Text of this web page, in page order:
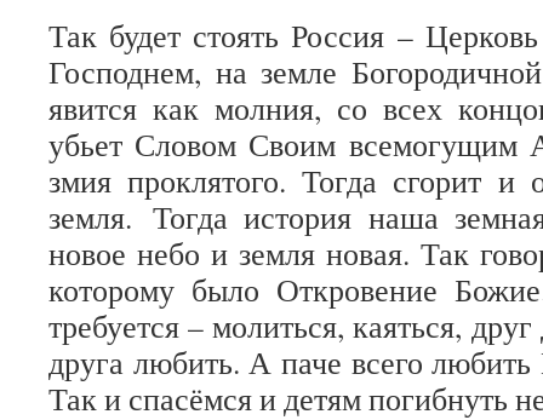
Так будет стоять Россия –
Господнем, на земле
явится как молния, со всех
убьет Словом Своим всемогущим
змия проклятого. Тогда сгорит и
земля. Тогда история наша
новое небо и земля новая. Так
которому было Откровение
требуется – молиться, каяться,
друга любить. А паче всего любить
Так и спасёмся и детям погибнуть